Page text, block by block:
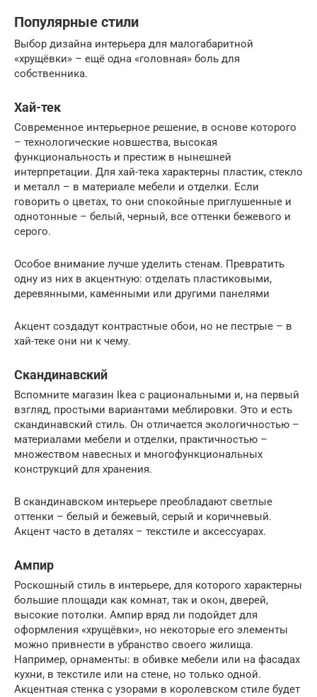
Популярные стили
Выбор дизайна интерьера для малогабаритной
«хрущёвки» – ещё одна «головная» боль для
собственника.
Хай-тек
Современное интерьерное решение, в основе которого
– технологические новшества, высокая
функциональность и престиж в нынешней
интерпретации. Для хай-тека характерны пластик, стекло
и металл – в материале мебели и отделки. Если
говорить о цветах, то они спокойные приглушенные и
однотонные – белый, черный, все оттенки бежевого и
серого.
Особое внимание лучше уделить стенам. Превратить
одну из них в акцентную: отделать пластиковыми,
деревянными, каменными или другими панелями
Акцент создадут контрастные обои, но не пестрые – в
хай-теке они ни к чему.
Скандинавский
Вспомните магазин Ikea с рациональными и, на первый
взгляд, простыми вариантами меблировки. Это и есть
скандинавский стиль. Он отличается экологичностью –
материалами мебели и отделки, практичностью –
множеством навесных и многофункциональных
конструкций для хранения.
В скандинавском интерьере преобладают светлые
оттенки – белый и бежевый, серый и коричневый.
Акцент часто в деталях – текстиле и аксессуарах.
Ампир
Роскошный стиль в интерьере, для которого характерны
большие площади как комнат, так и окон, дверей,
высокие потолки. Ампир вряд ли подойдет для
оформления «хрущёвки», но некоторые его элементы
можно привнести в убранство своего жилища.
Например, орнаменты: в обивке мебели или на фасадах
кухни, в текстиле или на стене, но только одной.
Акцентная стенка с узорами в королевском стиле будет